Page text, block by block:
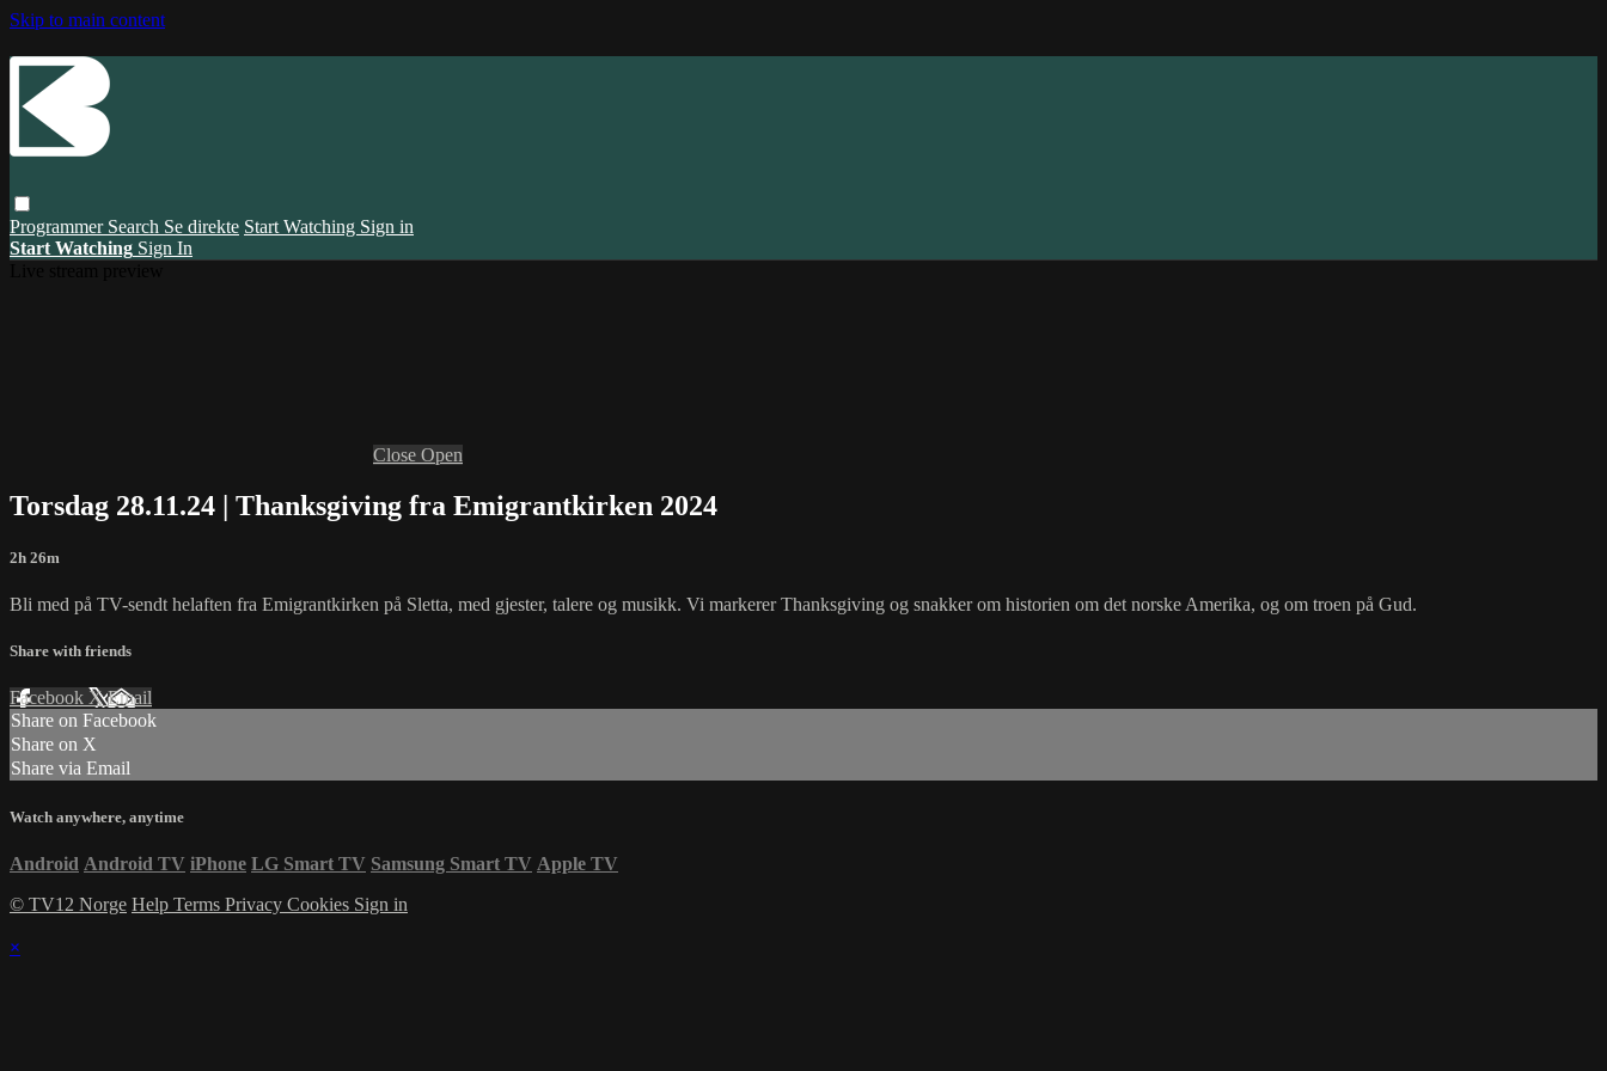
Skip to main content
Programmer Search Se direkte Start Watching Sign in
Start Watching Sign In
Close Open
Torsdag 28.11.24 | Thanksgiving fra Emigrantkirken 2024
2h 26m
Bli med på TV-sendt helaften fra Emigrantkirken på Sletta, med gjester, talere og musikk. Vi markerer Thanksgiving og snakker om historien om det norske Amerika, og om troen på Gud.
Share with friends
Facebook XEmail
Share on Facebook
Share on X
Share via Email
Watch anywhere, anytime
Android Android TV iPhone LG Smart TV Samsung Smart TV Apple TV
© TV12 Norge Help Terms Privacy Cookies Sign in
×